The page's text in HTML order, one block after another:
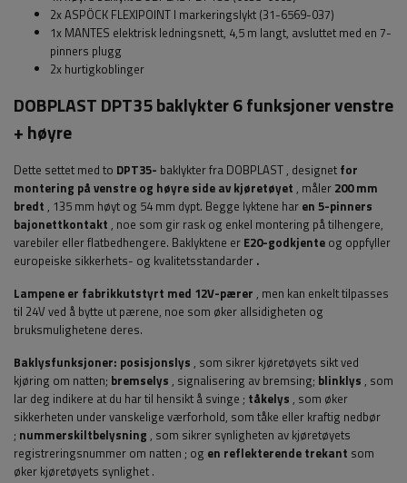
2x ASPÖCK FLEXIPOINT I markeringslykt (31-6569-037)
1x MANTES elektrisk ledningsnett, 4,5 m langt, avsluttet med en 7-
pinners plugg
2x hurtigkoblinger
DOBPLAST DPT35 baklykter 6 funksjoner venstre
+ høyre
Dette settet med to DPT35- baklykterfra DOBPLAST, designet for
montering på venstre og høyre side av kjøretøyet , måler 200 mm
bredt , 135 mm høyt og 54 mm dypt. Begge lyktene har en 5-pinners
bajonettkontakt , noe som gir rask og enkel montering på tilhengere,
varebiler eller flatbedhengere. Baklyktene er E20-godkjente og oppfyller
europeiske sikkerhets- og kvalitetsstandarder .
Lampene er fabrikkutstyrt med 12V-pærer , men kan enkelt tilpasses
til 24V ved å bytte ut pærene, noe som øker allsidigheten og
bruksmulighetene deres.
Baklysfunksjoner: posisjonslys , som sikrer kjøretøyets sikt ved
kjøring om natten; bremselys , signalisering av bremsing; blinklys , som
lar deg indikere at du har til hensikt å svinge ; tåkelys , som øker
sikkerheten under vanskelige værforhold, som tåke eller kraftig nedbør
; nummerskiltbelysning , som sikrer synligheten av kjøretøyets
registreringsnummer om natten ; og en reflekterende trekant som
øker kjøretøyets synlighet .